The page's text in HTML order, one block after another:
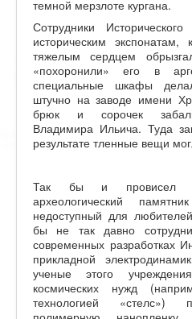
темной мерзлоте кургана.
Сотрудники
историческим
тяжелым сердцем
«похоронили» его в
специальные шкафы
штучно на заводе имени
брюк и сорочек
Владимира Ильича. Туда
результате тленные вещи
Так бы и провисел
археологический
недоступный для
бы не так давно
современных разработках
прикладной
ученые этого
космических нужд
технологией «стелс»)